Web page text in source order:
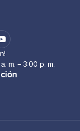
m. – 3:00 p. m.